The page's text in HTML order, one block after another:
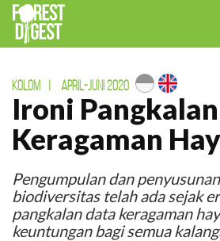
KOLOM APRIL-JUNI 2020
Ironi
Keragaman
Pengumpulan dan
biodiversitas telah ada sejak
pangkalan data keragaman
keuntungan bagi semua